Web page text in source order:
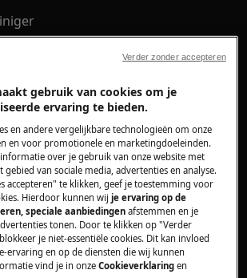
onderdelen van het apparaat
schoongemaakt met een
droge doek of met een stofzuiger
borstel.
gebruik van cookies om je
ervaring te bieden.
en andere vergelijkbare technologieën om onze
en voor promotionele en marketingdoeleinden.
over je gebruik van onze website met
van sociale media, advertenties en analyse.
accepteren" te klikken, geef je toestemming voor
Hierdoor kunnen wijje ervaring op de
speciale aanbiedingen afstemmen en je
tonen. Door te klikken op "Verder
je niet-essentiële cookies. Dit kan invloed
ervaring en op de diensten die wij kunnen
vind je in onzeCookieverklaring en
Verder zonder accepteren